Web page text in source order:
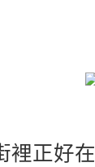
裡正好